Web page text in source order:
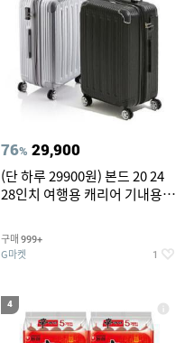
76% 29,900
(단 하루 29900원) 본드 20 24
28인치 여행용 캐리어 기내용
(20%쿠폰)
구매 999+
G마켓 1
4